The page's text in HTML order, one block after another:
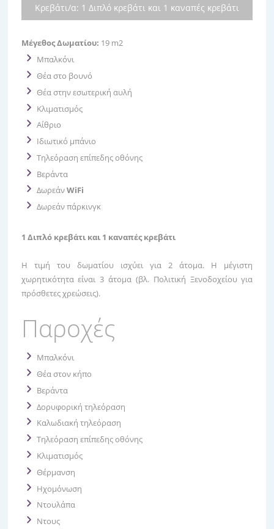
Κρεβάτι/α: 1 Διπλό κρεβάτι και 1 καναπές κρεβάτι
Μέγεθος Δωματίου: 19 m2
Μπαλκόνι
Θέα στο βουνό
Θέα στην εσωτερική αυλή
Κλιματισμός
Αίθριο
Ιδιωτικό μπάνιο
Τηλεόραση επίπεδης οθόνης
Βεράντα
ΔωρεάνWiFi
Δωρεάν πάρκινγκ
1 Διπλό κρεβάτι και 1 καναπές κρεβάτι
Η τιμή του δωματίου ισχύει για 2 άτομα. Η μέγιστη
χωρητικότητα είναι 3 άτομα (βλ. Πολιτική Ξενοδοχείου για
πρόσθετες χρεώσεις).
Παροχές
Μπαλκόνι
Θέα στον κήπο
Βεράντα
Δορυφορική τηλεόραση
Καλωδιακή τηλεόραση
Τηλεόραση επίπεδης οθόνης
Κλιματισμός
Θέρμανση
Ηχομόνωση
Ντουλάπα
Ντους